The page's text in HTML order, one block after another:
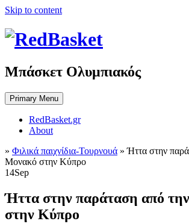
Skip to content
Μπάσκετ Ολυμπιακός
Primary Menu
RedBasket.gr
About
» Φιλικά παιχνίδια-Τουρνουά »Ήττα στην
Μονακό στην Κύπρο
14Sep
Ήττα στην παράταση από
στην Κύπρο